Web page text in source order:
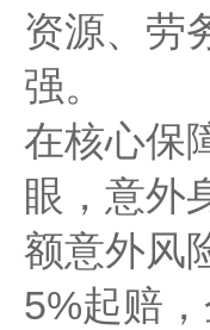
资源、劳
强。
在核心保
眼，意外
额意外风
5%起赔